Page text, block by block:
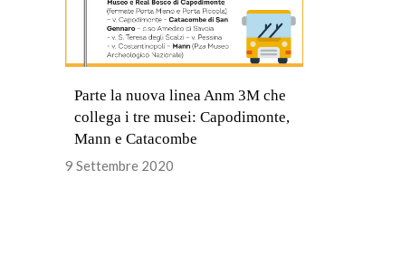
Parte la nuova linea Anm 3M che
collega i tre musei: Capodimonte,
Mann e Catacombe
9 Settembre 2020